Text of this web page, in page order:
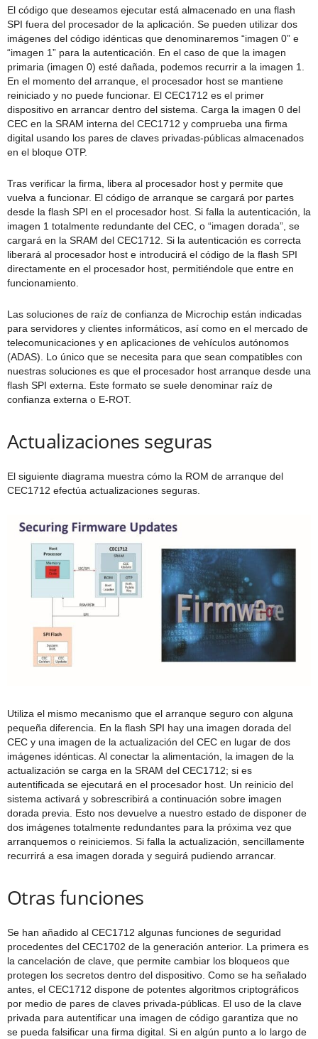
El código que deseamos ejecutar está almacenado en una flash
SPI fuera del procesador de la aplicación. Se pueden utilizar dos
imágenes del código idénticas que denominaremos “imagen 0” e
“imagen 1” para la autenticación. En el caso de que la imagen
primaria (imagen 0) esté dañada, podemos recurrir a la imagen 1.
En el momento del arranque, el procesador host se mantiene
reiniciado y no puede funcionar. El CEC1712 es el primer
dispositivo en arrancar dentro del sistema. Carga la imagen 0 del
CEC en la SRAM interna del CEC1712 y comprueba una firma
digital usando los pares de claves privadas-públicas almacenados
en el bloque OTP.
Tras verificar la firma, libera al procesador host y permite que
vuelva a funcionar. El código de arranque se cargará por partes
desde la flash SPI en el procesador host. Si falla la autenticación, la
imagen 1 totalmente redundante del CEC, o “imagen dorada”, se
cargará en la SRAM del CEC1712. Si la autenticación es correcta
liberará al procesador host e introducirá el código de la flash SPI
directamente en el procesador host, permitiéndole que entre en
funcionamiento.
Las soluciones de raíz de confianza de Microchip están indicadas
para servidores y clientes informáticos, así como en el mercado de
telecomunicaciones y en aplicaciones de vehículos autónomos
(ADAS). Lo único que se necesita para que sean compatibles con
nuestras soluciones es que el procesador host arranque desde una
flash SPI externa. Este formato se suele denominar raíz de
confianza externa o E-ROT.
Actualizaciones seguras
El siguiente diagrama muestra cómo la ROM de arranque del
CEC1712 efectúa actualizaciones seguras.
Utiliza el mismo mecanismo que el arranque seguro con alguna
pequeña diferencia. En la flash SPI hay una imagen dorada del
CEC y una imagen de la actualización del CEC en lugar de dos
imágenes idénticas. Al conectar la alimentación, la imagen de la
actualización se carga en la SRAM del CEC1712; si es
autentificada se ejecutará en el procesador host. Un reinicio del
sistema activará y sobrescribirá a continuación sobre imagen
dorada previa. Esto nos devuelve a nuestro estado de disponer de
dos imágenes totalmente redundantes para la próxima vez que
arranquemos o reiniciemos. Si falla la actualización, sencillamente
recurrirá a esa imagen dorada y seguirá pudiendo arrancar.
Otras funciones
Se han añadido al CEC1712 algunas funciones de seguridad
procedentes del CEC1702 de la generación anterior. La primera es
la cancelación de clave, que permite cambiar los bloqueos que
protegen los secretos dentro del dispositivo. Como se ha señalado
antes, el CEC1712 dispone de potentes algoritmos criptográficos
por medio de pares de claves privada-públicas. El uso de la clave
privada para autentificar una imagen de código garantiza que no
se pueda falsificar una firma digital. Si en algún punto a lo largo de